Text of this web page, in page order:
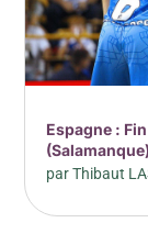
Espagne :
(Salamanque)
parThibaut